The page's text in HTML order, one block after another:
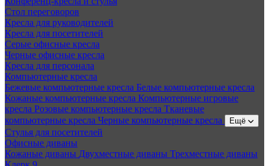
Стол переговоров
Кресла для руководителей
Кресла для посетителей
Серые офисные кресла
Черные офисные кресла
Кресла для персонала
Компьютерные кресла
Бежевые компьютерные кресла Белые компьютерные кресла
Кожаные компьютерные кресла Компьютерные игровые
кресла Розовые компьютерные кресла Тканевые
компьютерные кресла Черные компьютерные кресла Ещё
Стулья для посетителей
Офисные диваны
Кожаные диваны Двухместные диваны Трехместные диваны